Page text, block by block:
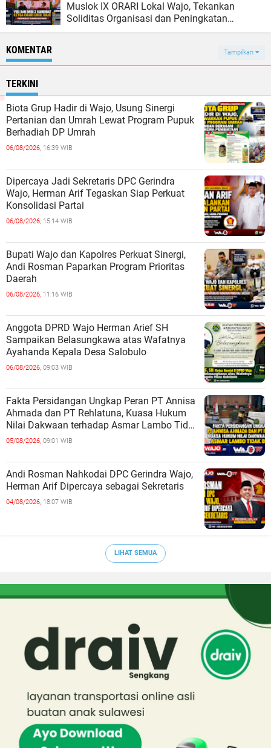
Muslok IX ORARI Lokal Wajo, Tekankan
Soliditas Organisasi dan Peningkatan
KOMENTAR
Tampilkan
TERKINI
Biota Grup Hadir di Wajo, Usung Sinergi
Pertanian dan Umrah Lewat Program Pupuk
Berhadiah DP Umrah
06/08/2026, 16:39 WIB
Dipercaya Jadi Sekretaris DPC Gerindra
Wajo, Herman Arif Tegaskan Siap Perkuat
Konsolidasi Partai
06/08/2026, 15:14 WIB
Bupati Wajo dan Kapolres Perkuat Sinergi,
Andi Rosman Paparkan Program Prioritas
Daerah
06/08/2026, 11:16 WIB
Anggota DPRD Wajo Herman Arief SH
Sampaikan Belasungkawa atas Wafatnya
Ayahanda Kepala Desa Salobulo
06/08/2026, 09:03 WIB
Fakta Persidangan Ungkap Peran PT Annisa
Ahmada dan PT Rehlatuna, Kuasa Hukum
Nilai Dakwaan terhadap Asmar Lambo Tidak
Berdasar
05/08/2026, 09:01 WIB
Andi Rosman Nahkodai DPC Gerindra Wajo,
Herman Arif Dipercaya sebagai Sekretaris
04/08/2026, 18:07 WIB
LIHAT SEMUA